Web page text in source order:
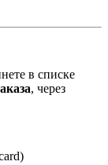
в списке
, через